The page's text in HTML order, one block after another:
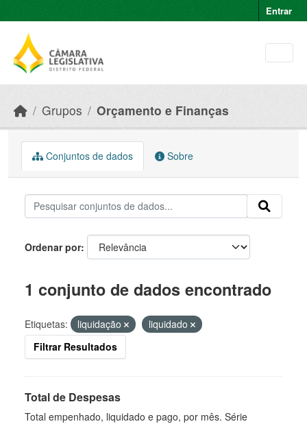
Entrar
Grupos Orçamento e Finanças
Conjuntos de dados Sobre
Ordenar por
1 conjunto de dados encontrado
Etiquetas: liquidação
liquidado
Filtrar Resultados
Total de Despesas
Total empenhado, liquidado e pago, por mês. Série